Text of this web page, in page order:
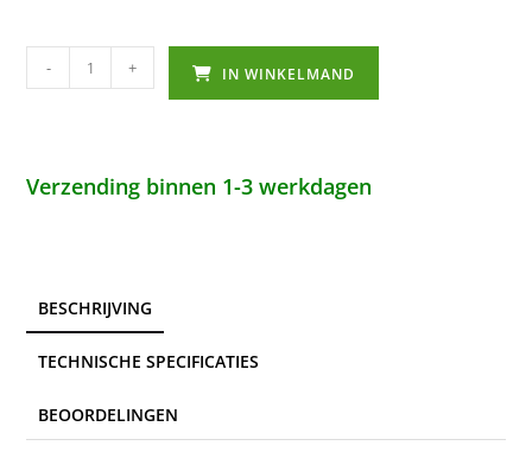
- + IN WINKELMAND
Verzending binnen 1-3 werkdagen
BESCHRIJVING
TECHNISCHE SPECIFICATIES
BEOORDELINGEN